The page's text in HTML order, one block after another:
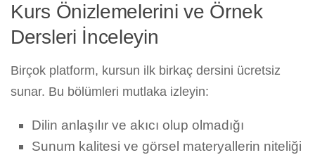
Kurs Önizlemelerini ve Örnek
Dersleri İnceleyin
Birçok platform, kursun ilk birkaç dersini ücretsiz
sunar. Bu bölümleri mutlaka izleyin:
Dilin anlaşılır ve akıcı olup olmadığı
Sunum kalitesi ve görsel materyallerin niteliği